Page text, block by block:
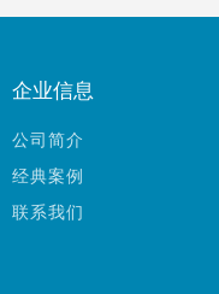
企业信息
公司简介
经典案例
联系我们